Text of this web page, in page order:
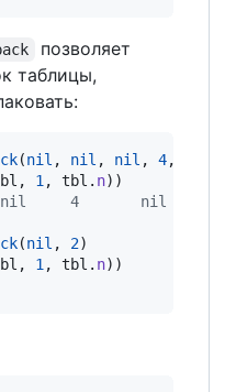
позволяет
таблицы,
(nil , nil , nil , 4,
, 1 , tbl . n
4       nil     nil
(nil , 2
, 1 , tbl . n